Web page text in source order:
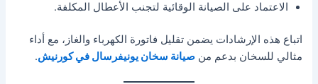
الاعتماد على الصيانة الوقائية لتجنب الأعطال المكلفة.
اتباع هذه الإرشادات يضمن تقليل فاتورة الكهرباء والغاز، مع أداء
مثالي للسخان بدعم منصيانة سخان يونيفرسال في كورنيش.